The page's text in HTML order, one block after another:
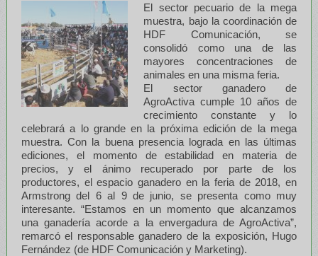
El sector pecuario de la mega
muestra, bajo la coordinación de
HDF Comunicación, se
consolidó como una de las
mayores concentraciones de
animales en una misma feria.
El sector ganadero de
AgroActiva cumple 10 años de
crecimiento constante y lo
celebrará a lo grande en la próxima edición de la mega
muestra. Con la buena presencia lograda en las últimas
ediciones, el momento de estabilidad en materia de
precios, y el ánimo recuperado por parte de los
productores, el espacio ganadero en la feria de 2018, en
Armstrong del 6 al 9 de junio, se presenta como muy
interesante. “Estamos en un momento que alcanzamos
una ganadería acorde a la envergadura de AgroActiva”,
remarcó el responsable ganadero de la exposición, Hugo
Fernández (de HDF Comunicación y Marketing).